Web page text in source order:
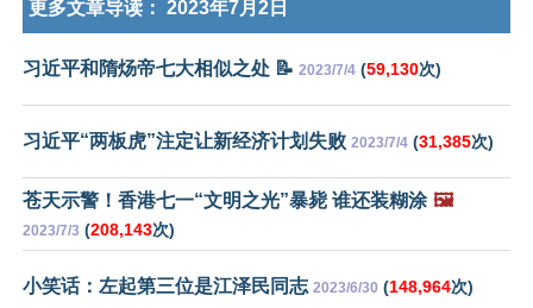
更多文章导读： 2023年7月2日
习近平和隋炀帝七大相似之处 📝 2023/7/4 (59,130次)
习近平“两板虎”注定让新经济计划失败 2023/7/4 (31,385次)
苍天示警！香港七一“文明之光”暴毙 谁还装糊涂 🖼️
2023/7/3 (208,143次)
小笑话：左起第三位是江泽民同志 2023/6/30 (148,964次)